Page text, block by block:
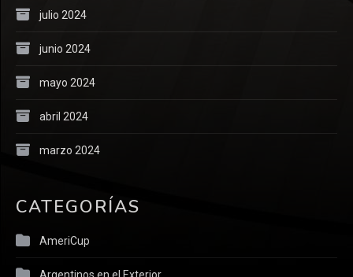
julio 2024
junio 2024
mayo 2024
abril 2024
marzo 2024
CATEGORÍAS
AmeriCup